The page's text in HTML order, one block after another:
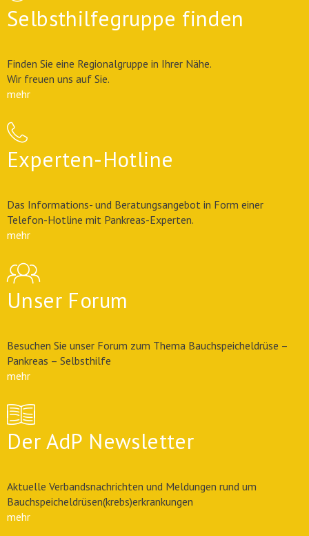
Selbsthilfegruppe finden
Finden Sie eine Regionalgruppe in Ihrer Nähe.
Wir freuen uns auf Sie.
mehr
Experten-Hotline
Das Informations- und Beratungsangebot in Form einer
Telefon-Hotline mit Pankreas-Experten.
mehr
Unser Forum
Besuchen Sie unser Forum zum Thema Bauchspeicheldrüse –
Pankreas – Selbsthilfe
mehr
Der AdP Newsletter
Aktuelle Verbandsnachrichten und Meldungen rund um
Bauchspeicheldrüsen(krebs)erkrankungen
mehr